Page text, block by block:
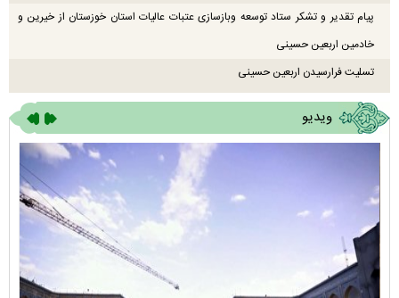
پیام تقدیر و تشکر ستاد توسعه وبازسازی عتبات عالیات استان خوزستان از خیرین و
خادمین اربعین حسینی
تسلیت فرارسیدن اربعین حسینی
ویدیو